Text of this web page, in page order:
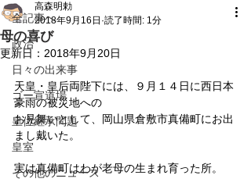
全記事へ
政治
日々の出来事
ゴー宣道場
皇位継承問題
皇室
その他のニュース
母の喜び
高森明勅
2018年9月16日 読了時間: 1分
更新日： 2018年9月20日
天皇・皇后両陛下には、９月１４日に西日本
豪雨の被災地への
お見舞いとして、岡山県倉敷市真備町にお出
まし戴いた。
実は真備町はわが老母の生まれ育った所。